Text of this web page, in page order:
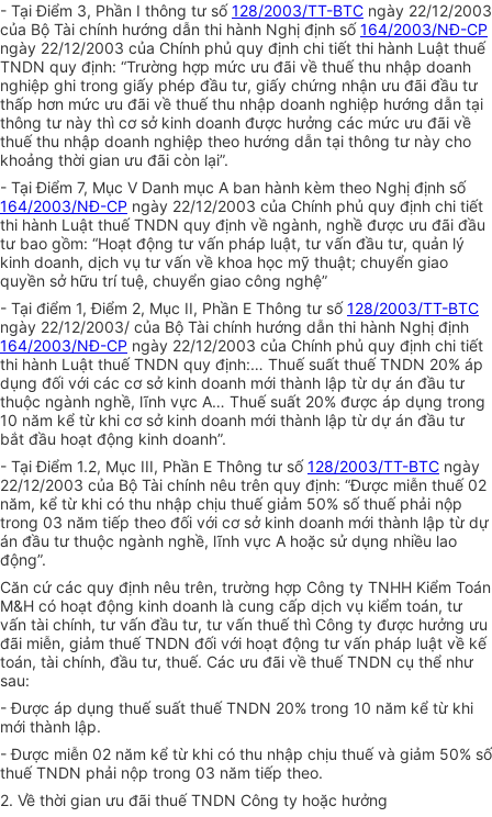
- Tại Điểm 3, Phần I thông tư số128/2003/TT-BTC ngày 22/12/2003
của Bộ Tài chính hướng dẫn thi hành Nghị định số164/2003/NĐ-CP
ngày 22/12/2003 của Chính phủ quy định chi tiết thi hành Luật thuế
TNDN quy định: “Trường hợp mức ưu đãi về thuế thu nhập doanh
nghiệp ghi trong giấy phép đầu tư, giấy chứng nhận ưu đãi đầu tư
thấp hơn mức ưu đãi về thuế thu nhập doanh nghiệp hướng dẫn tại
thông tư này thì cơ sở kinh doanh được hưởng các mức ưu đãi về
thuế thu nhập doanh nghiệp theo hướng dẫn tại thông tư này cho
khoảng thời gian ưu đãi còn lại”.
- Tại Điểm 7, Mục V Danh mục A ban hành kèm theo Nghị định số
164/2003/NĐ-CP ngày 22/12/2003 của Chính phủ quy định chi tiết
thi hành Luật thuế TNDN quy định về ngành, nghề được ưu đãi đầu
tư bao gồm: “Hoạt động tư vấn pháp luật, tư vấn đầu tư, quản lý
kinh doanh, dịch vụ tư vấn về khoa học mỹ thuật; chuyển giao
quyền sở hữu trí tuệ, chuyển giao công nghệ”
- Tại điểm 1, Điểm 2, Mục II, Phần E Thông tư số128/2003/TT-BTC
ngày 22/12/2003/ của Bộ Tài chính hướng dẫn thi hành Nghị định
164/2003/NĐ-CP ngày 22/12/2003 của Chính phủ quy định chi tiết
thi hành Luật thuế TNDN quy định:… Thuế suất thuế TNDN 20% áp
dụng đối với các cơ sở kinh doanh mới thành lập từ dự án đầu tư
thuộc ngành nghề, lĩnh vực A… Thuế suất 20% được áp dụng trong
10 năm kể từ khi cơ sở kinh doanh mới thành lập từ dự án đầu tư
bắt đầu hoạt động kinh doanh”.
- Tại Điểm 1.2, Mục III, Phần E Thông tư số128/2003/TT-BTC ngày
22/12/2003 của Bộ Tài chính nêu trên quy định: “Được miễn thuế 02
năm, kể từ khi có thu nhập chịu thuế giảm 50% số thuế phải nộp
trong 03 năm tiếp theo đối với cơ sở kinh doanh mới thành lập từ dự
án đầu tư thuộc ngành nghề, lĩnh vực A hoặc sử dụng nhiều lao
động”.
Căn cứ các quy định nêu trên, trường hợp Công ty TNHH Kiểm Toán
M&H có hoạt động kinh doanh là cung cấp dịch vụ kiểm toán, tư
vấn tài chính, tư vấn đầu tư, tư vấn thuế thì Công ty được hưởng ưu
đãi miễn, giảm thuế TNDN đối với hoạt động tư vấn pháp luật về kế
toán, tài chính, đầu tư, thuế. Các ưu đãi về thuế TNDN cụ thể như
sau:
- Được áp dụng thuế suất thuế TNDN 20% trong 10 năm kể từ khi
mới thành lập.
- Được miễn 02 năm kể từ khi có thu nhập chịu thuế và giảm 50% số
thuế TNDN phải nộp trong 03 năm tiếp theo.
2. Về thời gian ưu đãi thuế TNDN Công ty hoặc hưởng